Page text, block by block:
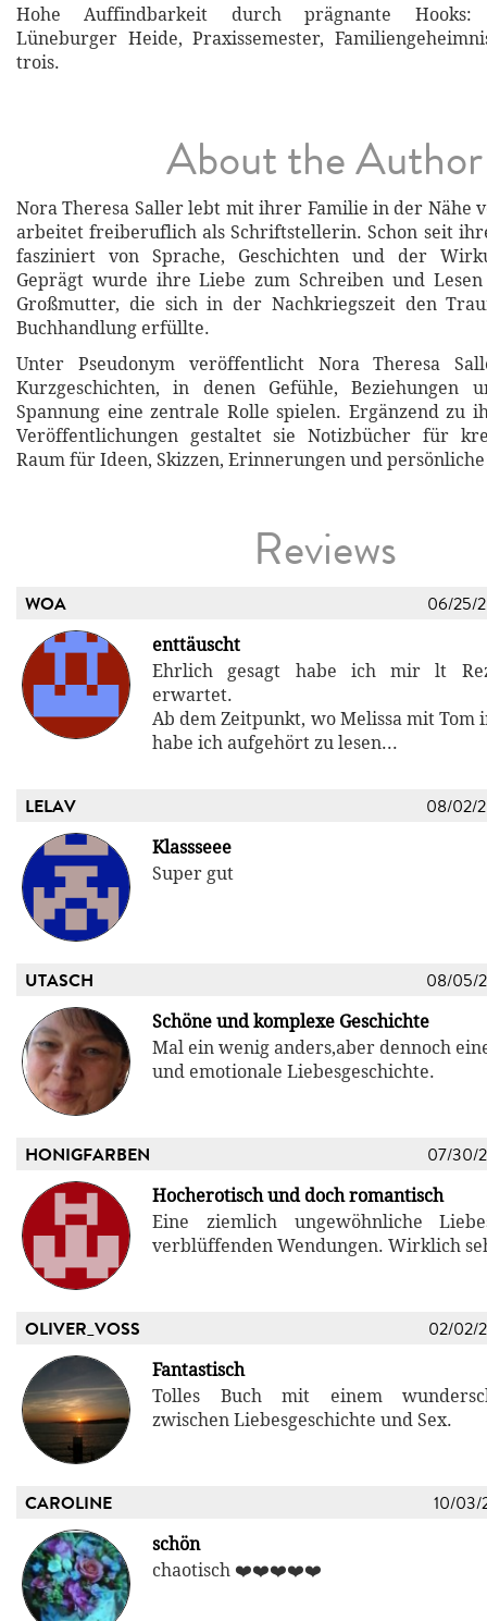
Hohe Auffindbarkeit durch prägnante Hooks:
Lüneburger Heide, Praxissemester,
trois.
About the Author
Nora Theresa Saller lebt mit ihrer Familie in der Nähe
arbeitet freiberuflich als Schriftstellerin. Schon seit
fasziniert von Sprache, Geschichten und der
Geprägt wurde ihre Liebe zum Schreiben und
Großmutter, die sich in der Nachkriegszeit den
Buchhandlung erfüllte.
Unter Pseudonym veröffentlicht Nora Theresa
Kurzgeschichten, in denen Gefühle, Beziehungen
Spannung eine zentrale Rolle spielen. Ergänzend zu
Veröffentlichungen gestaltet sie Notizbücher für
Raum für Ideen, Skizzen, Erinnerungen und
Reviews
WOA 06/25/
enttäuscht
Ehrlich gesagt habe ich mir lt
erwartet.
Ab dem Zeitpunkt, wo Melissa mit Tom
habe ich aufgehört zu lesen...
LELAV 08/02/
Klassseee
Super gut
UTASCH 08/05/
Schöne und komplexe Geschichte
Mal ein wenig anders,aber dennoch
und emotionale Liebesgeschichte.
HONIGFARBEN 07/30/
Hocherotisch und doch romantisch
Eine ziemlich ungewöhnliche
verblüffenden Wendungen. Wirklich
OLIVER_VOSS 02/02/
Fantastisch
Tolles Buch mit einem
zwischen Liebesgeschichte und Sex.
CAROLINE 10/03/
schön
chaotisch ❤️❤️❤️❤️❤️